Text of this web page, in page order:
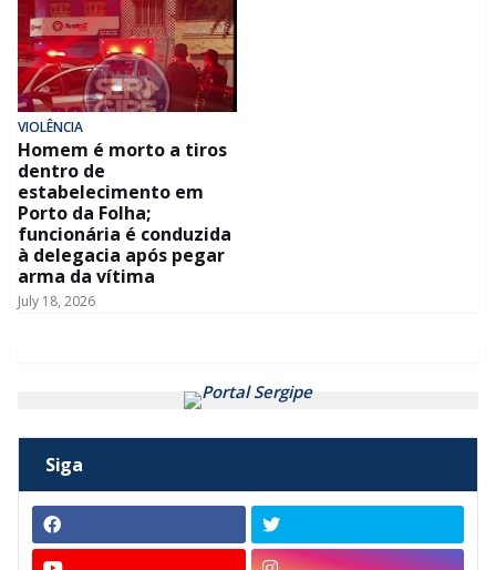
VIOLÊNCIA
Homem é morto a tiros
dentro de
estabelecimento em
Porto da Folha;
funcionária é conduzida
à delegacia após pegar
arma da vítima
July 18, 2026
Siga